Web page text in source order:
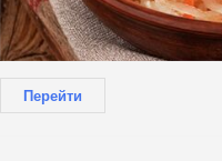
Перейти